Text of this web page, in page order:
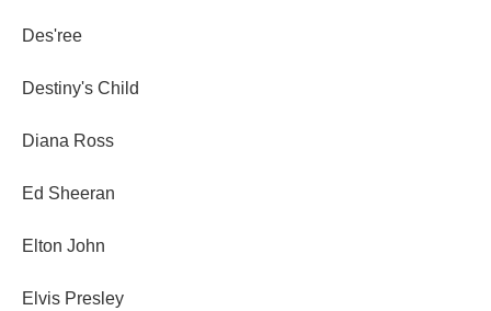
Des'ree
Destiny's Child
Diana Ross
Ed Sheeran
Elton John
Elvis Presley